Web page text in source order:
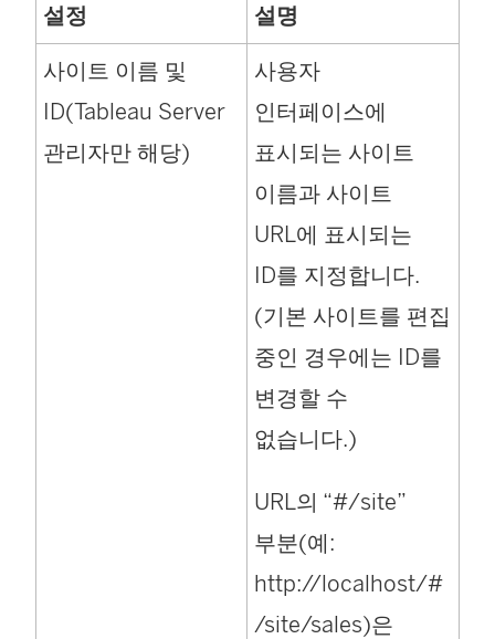
설정 설명
사이트 이름 및
ID(Tableau Server
관리자만 해당)
사용자
인터페이스에
표시되는 사이트
이름과 사이트
URL에 표시되는
ID를 지정합니다.
(기본 사이트를 편집
중인 경우에는 ID를
변경할 수
없습니다.)
URL의 “#/site”
부분(예:
http://localhost/#
/site/sales)은